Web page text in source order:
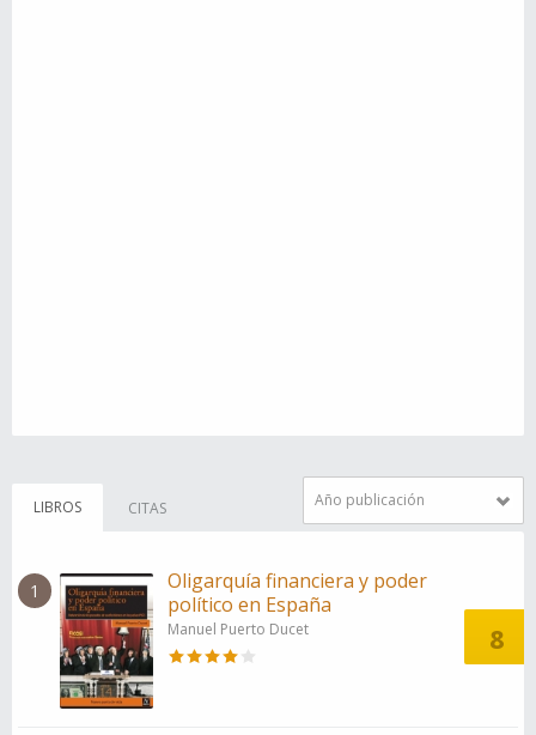
LIBROS CITAS Año publicación
1
Oligarquía financiera y poder
político en España
Manuel Puerto Ducet 8